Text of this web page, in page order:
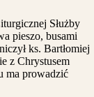
Służby
pieszo, busami
ks. Bartłomiej
z Chrystusem
ma prowadzić